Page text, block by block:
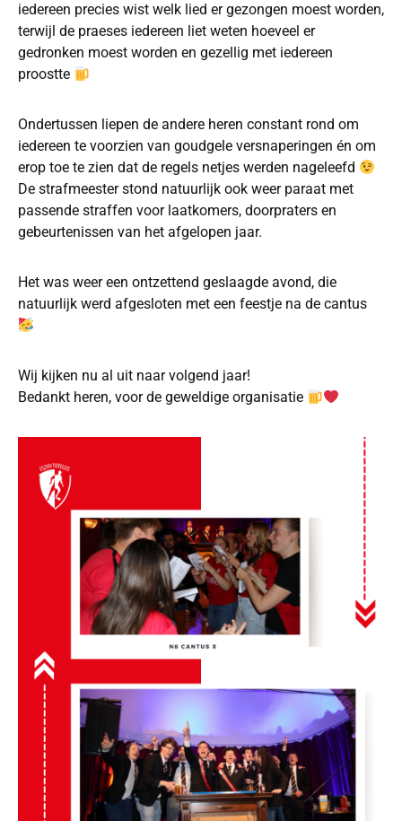
iedereen precies wist welk lied er gezongen moest worden,
terwijl de praeses iedereen liet weten hoeveel er
gedronken moest worden en gezellig met iedereen
proostte
Ondertussen liepen de andere heren constant rond om
iedereen te voorzien van goudgele versnaperingen én om
erop toe te zien dat de regels netjes werden nageleefd
De strafmeester stond natuurlijk ook weer paraat met
passende straffen voor laatkomers, doorpraters en
gebeurtenissen van het afgelopen jaar.
Het was weer een ontzettend geslaagde avond, die
natuurlijk werd afgesloten met een feestje na de cantus
Wij kijken nu al uit naar volgend jaar!
Bedankt heren, voor de geweldige organisatie